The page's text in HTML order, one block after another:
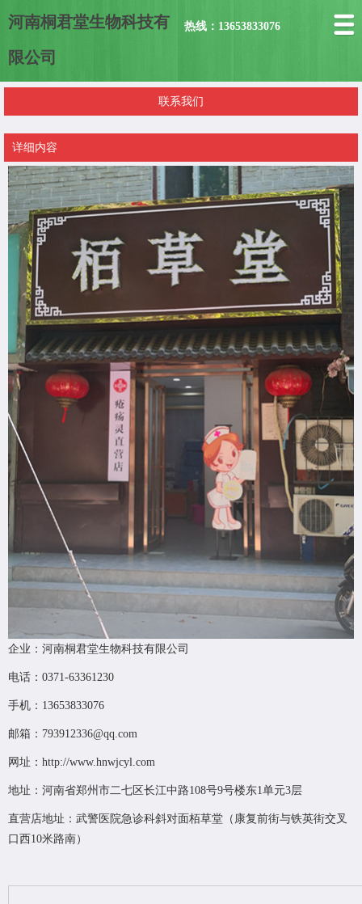
河南桐君堂生物科技有
限公司
热线：13653833076
联系我们
详细内容
企业： 河南桐君堂生物科技有限公司
电话：0371-63361230
手机：13653833076
邮箱：793912336@qq.com
网址： http://www.hnwjcyl.com
地址：河南省郑州市二七区长江中路108号9号楼东1单元3层
直营店地址：武警医院急诊科斜对面栢草堂（康复前街与铁英街交叉
口西10米路南）